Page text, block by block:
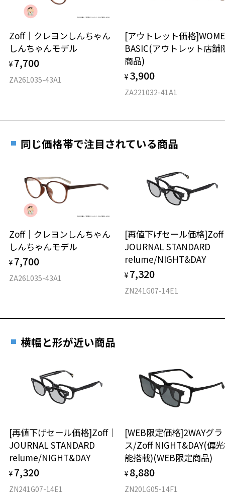
お持ちのZoffメガネサイズを確認するには？
仕上がり寸法
D 仕上がりの横幅：約151mm
33.4g
※着脱式サングラス：デモレンズ、アタッチメント込みの重さ
タイプ
材質
フロント素材：French Plastic/アセテート
延長されません。
安心2 視力測定無料
視力の変化を早めに発見するために、定期的な視
力測定をおすすめいたします。
安心3 かかり具合調整無料
す。
＜メガネの度数情報がわからない方へ＞
オンラインストアでフレームのみ購入して、
実店舗で度付きにできます
ご購入時に「レンズ交換券」をお選びいただくと、実店舗で
度数を測定のうえ、度付きレンズ（標準セットレンズ）へ無
実店舗で度数を測定いただけます
お近くのZoff実店舗にて度数を測定いただけます（無料）。
その際は記入用紙をダウンロードしてお使いください。
Zoff｜クレヨンしんちゃん
しんちゃんモデル
¥ 7,700
ZA261035-43A1
[アウトレット価格
BASIC(アウトレット店舗
商品)
¥ 3,900
ZA221032-41A1
同じ価格帯で注目されている商品
Zoff｜クレヨンしんちゃん
しんちゃんモデル
¥ 7,700
ZA261035-43A1
[再値下げセール価格
JOURNAL STANDARD
relume/NIGHT&DAY
¥ 7,320
ZN241G07-14E1
横幅と形が近い商品
[再値下げセール価格]Zoff｜
JOURNAL STANDARD
relume/NIGHT&DAY
¥ 7,320
ZN241G07-14E1
[WEB限定価格]2WAYグラ
ス/Zoff NIGHT&DAY(偏
能搭載)(WEB限定商品)
¥ 8,880
ZN201G05-14F1